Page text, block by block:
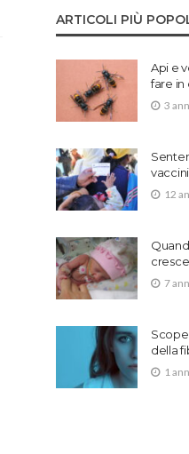
ARTICOLI PIÙ
Api e
fare in
3
12
cresce
7
della
1